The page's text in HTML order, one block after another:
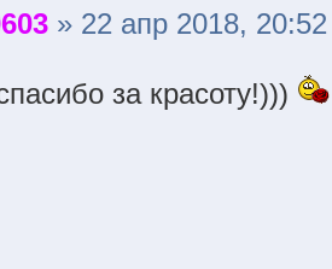
» 22 апр 2018, 20:52
за красоту!)))